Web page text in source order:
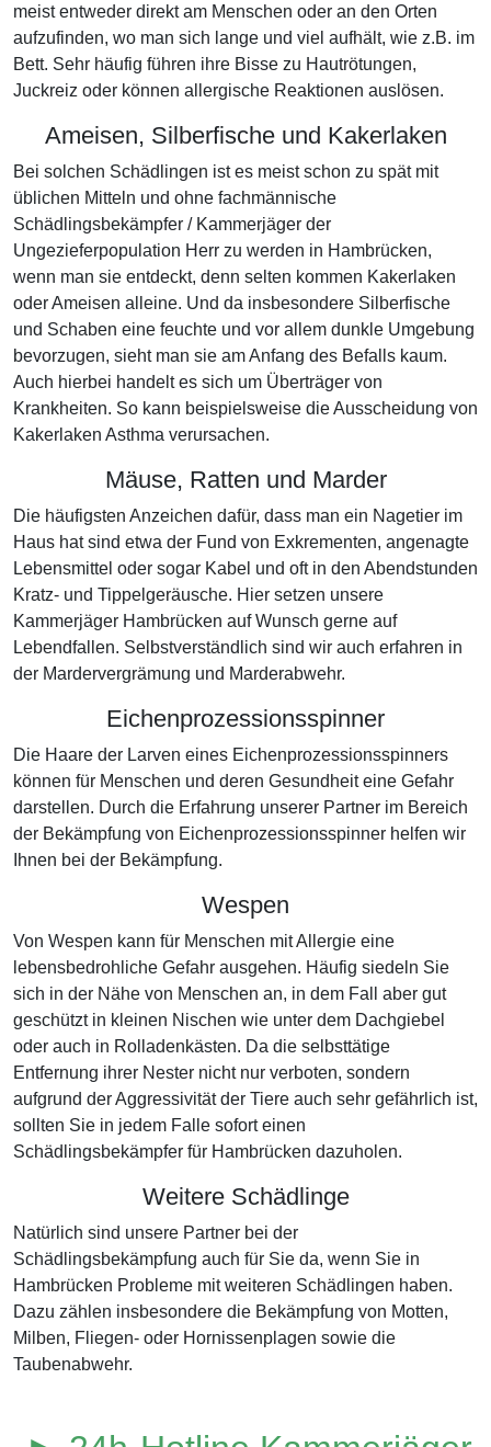
meist entweder direkt am Menschen oder an den Orten
aufzufinden, wo man sich lange und viel aufhält, wie z.B. im
Bett. Sehr häufig führen ihre Bisse zu Hautrötungen,
Juckreiz oder können allergische Reaktionen auslösen.
Ameisen, Silberfische und Kakerlaken
Bei solchen Schädlingen ist es meist schon zu spät mit
üblichen Mitteln und ohne fachmännische
Schädlingsbekämpfer / Kammerjäger der
Ungezieferpopulation Herr zu werden in Hambrücken,
wenn man sie entdeckt, denn selten kommen Kakerlaken
oder Ameisen alleine. Und da insbesondere Silberfische
und Schaben eine feuchte und vor allem dunkle Umgebung
bevorzugen, sieht man sie am Anfang des Befalls kaum.
Auch hierbei handelt es sich um Überträger von
Krankheiten. So kann beispielsweise die Ausscheidung von
Kakerlaken Asthma verursachen.
Mäuse, Ratten und Marder
Die häufigsten Anzeichen dafür, dass man ein Nagetier im
Haus hat sind etwa der Fund von Exkrementen, angenagte
Lebensmittel oder sogar Kabel und oft in den Abendstunden
Kratz- und Tippelgeräusche. Hier setzen unsere
Kammerjäger Hambrücken auf Wunsch gerne auf
Lebendfallen. Selbstverständlich sind wir auch erfahren in
der Mardervergrämung und Marderabwehr.
Eichenprozessionsspinner
Die Haare der Larven eines Eichenprozessionsspinners
können für Menschen und deren Gesundheit eine Gefahr
darstellen. Durch die Erfahrung unserer Partner im Bereich
der Bekämpfung von Eichenprozessionsspinner helfen wir
Ihnen bei der Bekämpfung.
Wespen
Von Wespen kann für Menschen mit Allergie eine
lebensbedrohliche Gefahr ausgehen. Häufig siedeln Sie
sich in der Nähe von Menschen an, in dem Fall aber gut
geschützt in kleinen Nischen wie unter dem Dachgiebel
oder auch in Rolladenkästen. Da die selbsttätige
Entfernung ihrer Nester nicht nur verboten, sondern
aufgrund der Aggressivität der Tiere auch sehr gefährlich ist,
sollten Sie in jedem Falle sofort einen
Schädlingsbekämpfer für Hambrücken dazuholen.
Weitere Schädlinge
Natürlich sind unsere Partner bei der
Schädlingsbekämpfung auch für Sie da, wenn Sie in
Hambrücken Probleme mit weiteren Schädlingen haben.
Dazu zählen insbesondere die Bekämpfung von Motten,
Milben, Fliegen- oder Hornissenplagen sowie die
Taubenabwehr.